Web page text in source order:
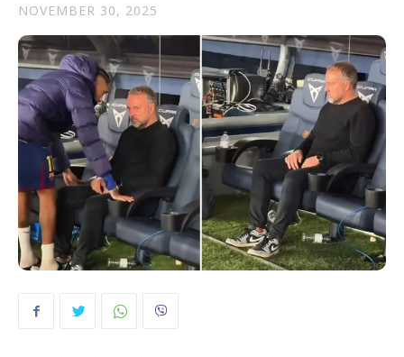
NOVEMBER 30, 2025